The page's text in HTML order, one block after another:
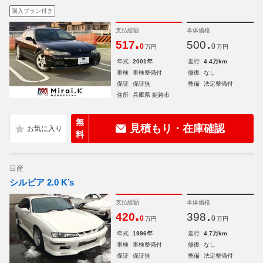
購入プラン付き
支払総額
517.0 万円
本体価格
500. 0 万円
年式 2001年 走行
4.4万km
車検
車検整備付 修復
なし
保証
保証無 整備
法定整備付
住所
兵庫県 姫路市
無
料
見積もり・在庫確認
日産
シルビア 2.0 K’s
支払総額
420.0 万円
本体価格
398. 0 万円
年式 1996年 走行
4.7万km
車検
車検整備付 修復
なし
保証
保証無 整備
法定整備付